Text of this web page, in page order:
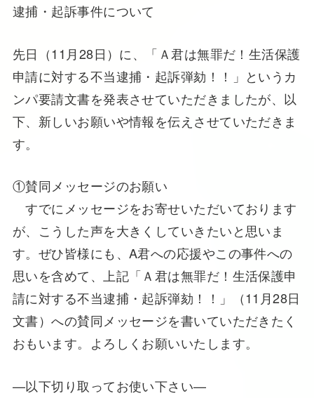
逮捕・起訴事件について
先日（11月28日）に、「Ａ君は無罪だ！生活保護
申請に対する不当逮捕・起訴弾劾！！」というカ
ンパ要請文書を発表させていただきましたが、以
下、新しいお願いや情報を伝えさせていただきま
す。
①賛同メッセージのお願い
すでにメッセージをお寄せいただいております
が、こうした声を大きくしていきたいと思いま
す。ぜひ皆様にも、A君への応援やこの事件への
思いを含めて、上記「Ａ君は無罪だ！生活保護申
請に対する不当逮捕・起訴弾劾！！」（11月28日
文書）への賛同メッセージを書いていただきたく
おもいます。よろしくお願いいたします。
—以下切り取ってお使い下さい—